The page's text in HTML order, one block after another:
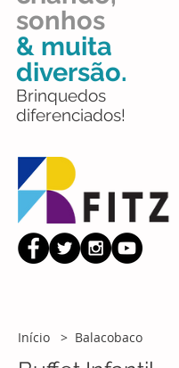
sonhos
& muita
diversão.
Brinquedos
diferenciados!
Início > Balacobaco